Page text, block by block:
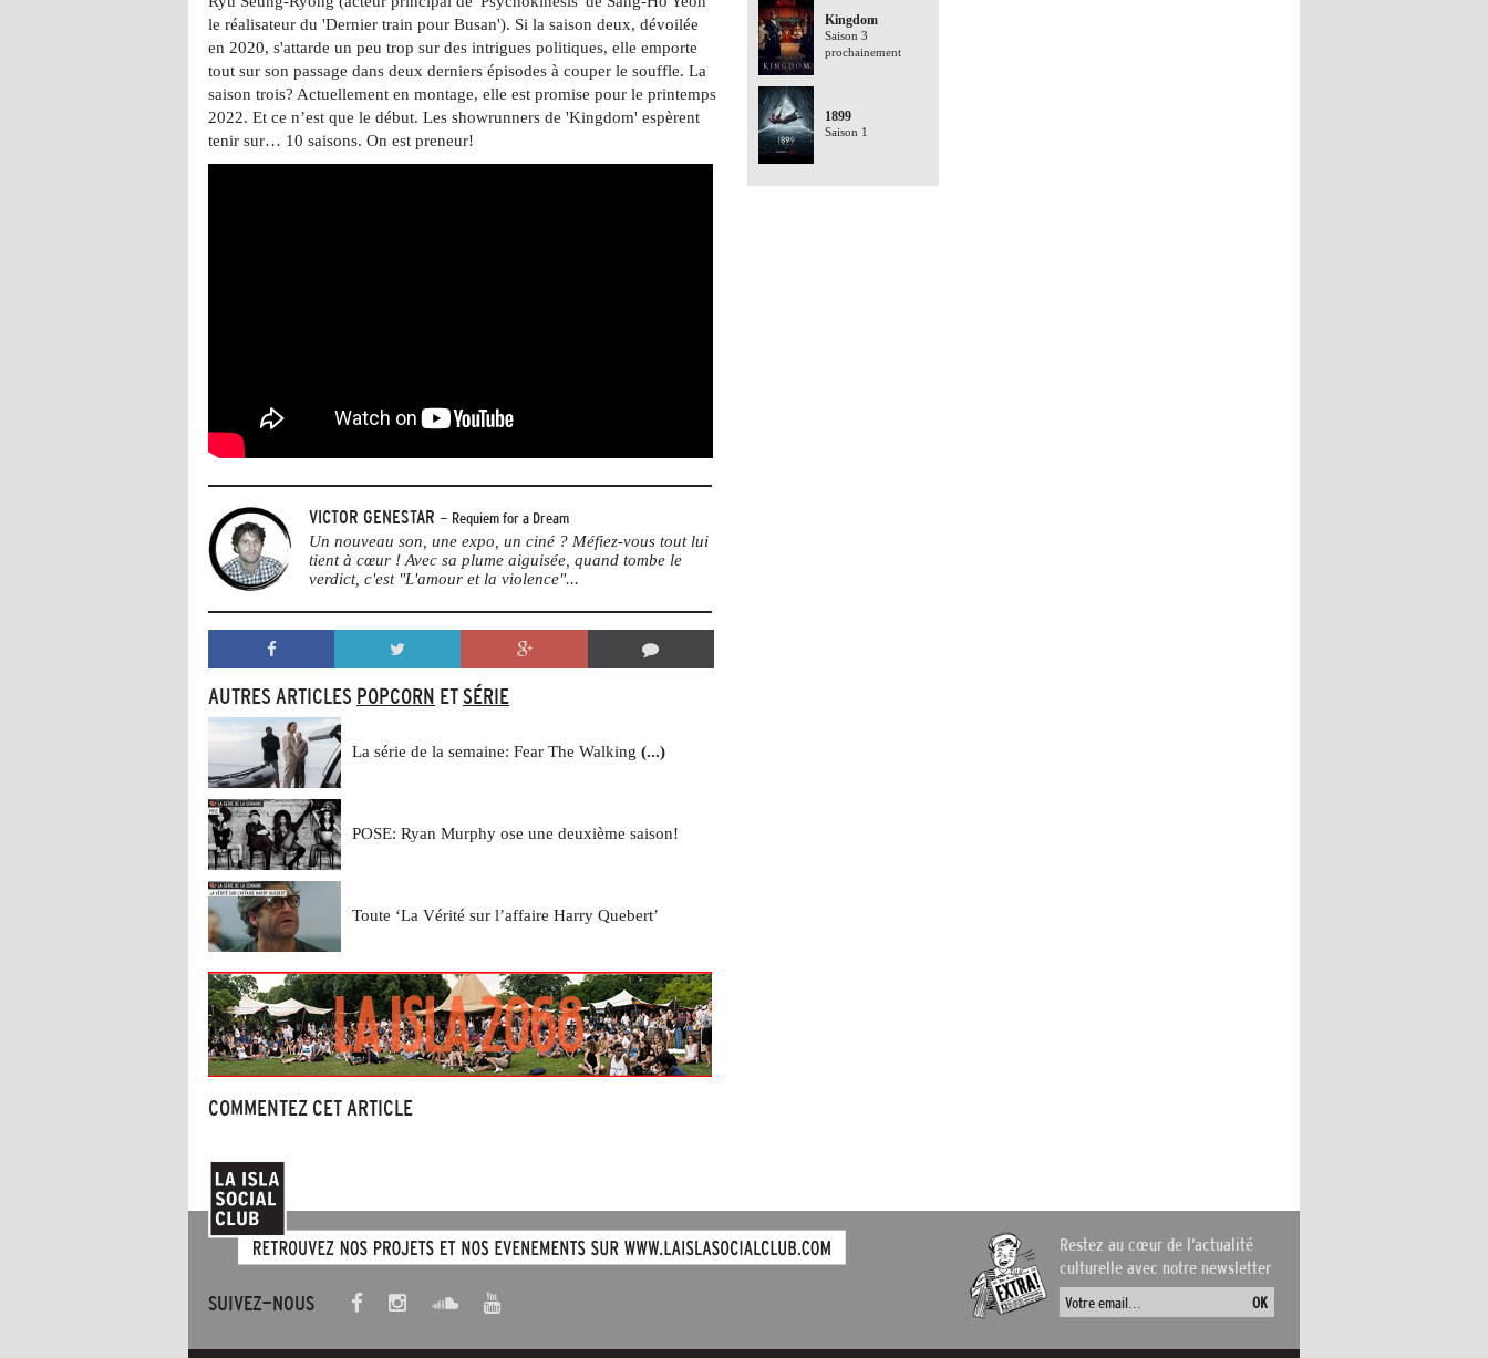
le réalisateur du 'Dernier train pour Busan'). Si la saison deux, dévoilée
en 2020, s'attarde un peu trop sur des intrigues politiques, elle emporte
tout sur son passage dans deux derniers épisodes à couper le souffle. La
saison trois? Actuellement en montage, elle est promise pour le printemps
2022. Et ce n’est que le début. Les showrunners de 'Kingdom' espèrent
tenir sur… 10 saisons. On est preneur!
VICTOR GENESTAR - Requiem for a Dream
Un nouveau son, une expo, un ciné ? Méfiez-vous tout lui
tient à cœur ! Avec sa plume aiguisée, quand tombe le
verdict, c'est "L'amour et la violence"...
AUTRES ARTICLES POPCORN ETSÉRIE
La série de la semaine: Fear The Walking (...)
POSE: Ryan Murphy ose une deuxième saison!
Toute ‘La Vérité sur l’affaire Harry Quebert’
COMMENTEZ CET ARTICLE
Kingdom
Saison 3
prochainement
1899
Saison 1
SUIVEZ-NOUS
Restez au cœur de l’actualité
culturelle avec notre newsletter
OK